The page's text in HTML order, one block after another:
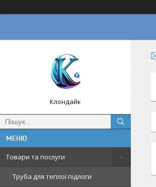
Клондайк
Товари та послуги
Труба для теплої підлоги